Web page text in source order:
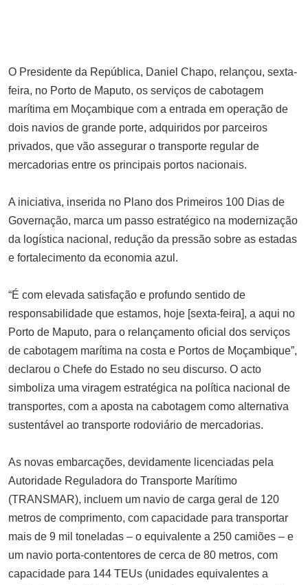
mais alto de Gaza em nova
ofensiva
SETEMBRO 5, 2025
Detidos 2 funcionários do STAE
mais de 7 milhões de meticais
AGOSTO 5, 2025
O Presidente da República, Daniel Chapo, relançou, sexta-
feira, no Porto de Maputo, os serviços de cabotagem
marítima em Moçambique com a entrada em operação de
dois navios de grande porte, adquiridos por parceiros
privados, que vão assegurar o transporte regular de
mercadorias entre os principais portos nacionais.
A iniciativa, inserida no Plano dos Primeiros 100 Dias de
Governação, marca um passo estratégico na modernização
da logística nacional, redução da pressão sobre as estadas
e fortalecimento da economia azul.
“É com elevada satisfação e profundo sentido de
responsabilidade que estamos, hoje [sexta-feira], a aqui no
Porto de Maputo, para o relançamento oficial dos serviços
de cabotagem marítima na costa e Portos de Moçambique”,
declarou o Chefe do Estado no seu discurso. O acto
simboliza uma viragem estratégica na política nacional de
transportes, com a aposta na cabotagem como alternativa
sustentável ao transporte rodoviário de mercadorias.
As novas embarcações, devidamente licenciadas pela
Autoridade Reguladora do Transporte Marítimo
(TRANSMAR), incluem um navio de carga geral de 120
metros de comprimento, com capacidade para transportar
mais de 9 mil toneladas – o equivalente a 250 camiões – e
um navio porta-contentores de cerca de 80 metros, com
capacidade para 144 TEUs (unidades equivalentes a